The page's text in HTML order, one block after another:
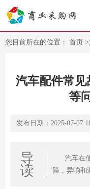
您目前所在的位置：首页>
汽车配件常
等
发布日期：2025-07-07
导
读
汽车在
障，异响和